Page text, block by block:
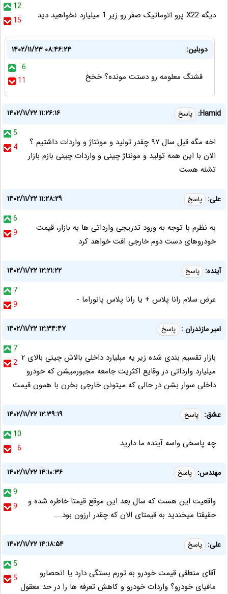
12
15
دیگه X22 پرو اتوماتیک صفر رو زیر 1 میلیارد نخواهید دید
دوبلین:
۱۴۰۲/۱۱/۲۳ ۰۸:۴۶:۲۴
6
11
قشنگ معلومه رو دستت مونده؟ خخخ
Hamid: پاسخ
۱۴۰۲/۱۱/۲۲ ۱۱:۲۶:۱۶
5
4
اخه مگه قبل سال ۹۷ چقدر تولید و مونتاژ و واردات داشتیم ؟
الان با این همه تولید و مونتاژ چینی و واردات چینی بازم بازار
تشنه هست
علی: پاسخ
۱۴۰۲/۱۱/۲۲ ۱۱:۲۸:۲۹
6
9
به نظرم با توجه به ورود تدریجی وارداتی ها به بازار، قیمت
خودروهای دست دوم خارجی افت خواهد کرد
آینده: پاسخ
۱۴۰۲/۱۱/۲۲ ۱۲:۲۱:۲۲
7
9
عرض سلام رانا پلاس + یا رانا پلاس پانوراما -
امیر مازندران : پاسخ
۱۴۰۲/۱۱/۲۲ ۱۲:۳۴:۴۷
7
2 بازار تقسیم بندی شده زیر یه مبلیارد داخلی بالاش چینی بالای ۲
میلیارد وارداتی در وقایع اکثریت جامعه مجبورمیشن که خودرو
داخلی سوار بشن در حالی که میتونن خارجی بخرن با همون قیمت
عشق: پاسخ
۱۴۰۲/۱۱/۲۲ ۱۲:۳۹:۱۹
10
6
چه پاسخی واسه آینده ما دارید
مهندس: پاسخ
۱۴۰۲/۱۱/۲۲ ۱۴:۱۰:۳۶
9
9
واقعیت این هست که سال بعد این موقع قیمتا خاطره شده و
حقیقتا میخندید به قیمتای الان که چقدر ارزون بود....
علی: پاسخ
۱۴۰۲/۱۱/۲۲ ۱۴:۱۸:۵۴
5
5
آقای منطقی قیمت خودرو به تورم بستگی دارد یا انحصارو
مافیای خودرو؟ واردات خودرو و کاهش تعرفه ها را در حد معقول